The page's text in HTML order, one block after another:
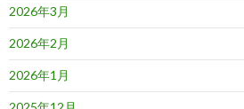
2026年3月
2026年2月
2026年1月